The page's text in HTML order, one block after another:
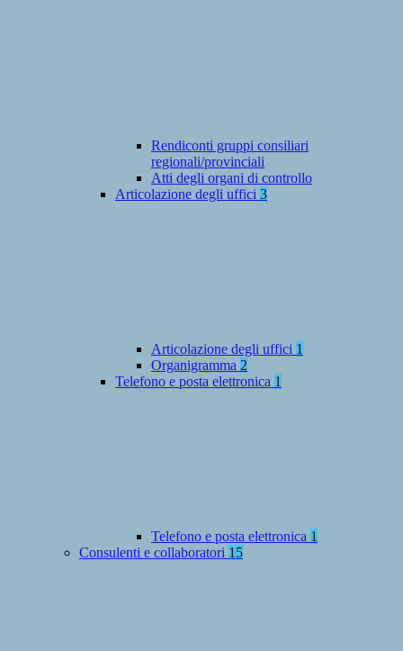
Rendiconti gruppi consiliari
regionali/provinciali
Atti degli organi di controllo
Articolazione degli uffici 3
Articolazione degli uffici 1
Organigramma 2
Telefono e posta elettronica 1
Telefono e posta elettronica 1
Consulenti e collaboratori 15